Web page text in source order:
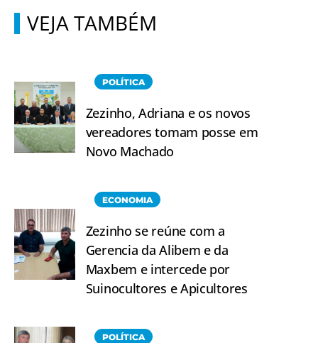
VEJA TAMBÉM
POLÍTICA
Zezinho, Adriana e os novos
vereadores tomam posse em
Novo Machado
ECONOMIA
Zezinho se reúne com a
Gerencia da Alibem e da
Maxbem e intercede por
Suinocultores e Apicultores
POLÍTICA